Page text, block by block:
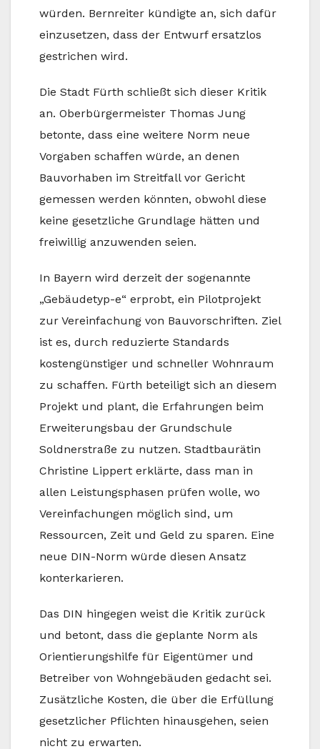
würden. Bernreiter kündigte an, sich dafür
einzusetzen, dass der Entwurf ersatzlos
gestrichen wird.
Die Stadt Fürth schließt sich dieser Kritik
an. Oberbürgermeister Thomas Jung
betonte, dass eine weitere Norm neue
Vorgaben schaffen würde, an denen
Bauvorhaben im Streitfall vor Gericht
gemessen werden könnten, obwohl diese
keine gesetzliche Grundlage hätten und
freiwillig anzuwenden seien.
In Bayern wird derzeit der sogenannte
„Gebäudetyp-e“ erprobt, ein Pilotprojekt
zur Vereinfachung von Bauvorschriften. Ziel
ist es, durch reduzierte Standards
kostengünstiger und schneller Wohnraum
zu schaffen. Fürth beteiligt sich an diesem
Projekt und plant, die Erfahrungen beim
Erweiterungsbau der Grundschule
Soldnerstraße zu nutzen. Stadtbaurätin
Christine Lippert erklärte, dass man in
allen Leistungsphasen prüfen wolle, wo
Vereinfachungen möglich sind, um
Ressourcen, Zeit und Geld zu sparen. Eine
neue DIN-Norm würde diesen Ansatz
konterkarieren.
Das DIN hingegen weist die Kritik zurück
und betont, dass die geplante Norm als
Orientierungshilfe für Eigentümer und
Betreiber von Wohngebäuden gedacht sei.
Zusätzliche Kosten, die über die Erfüllung
gesetzlicher Pflichten hinausgehen, seien
nicht zu erwarten.